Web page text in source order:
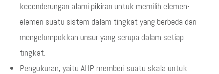
kecenderungan alami pikiran untuk memilih elemen-
elemen suatu sistem dalam tingkat yang berbeda dan
mengelompokkan unsur yang serupa dalam setiap
tingkat.
Pengukuran, yaitu AHP memberi suatu skala untuk